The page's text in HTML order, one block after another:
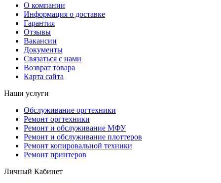
О компании
Информация о доставке
Гарантия
Отзывы
Вакансии
Документы
Связаться с нами
Возврат товара
Карта сайта
Наши услуги
Обслуживание оргтехники
Ремонт оргтехники
Ремонт и обслуживание МФУ
Ремонт и обслуживание плоттеров
Ремонт копировальной техники
Ремонт принтеров
Личный Кабинет